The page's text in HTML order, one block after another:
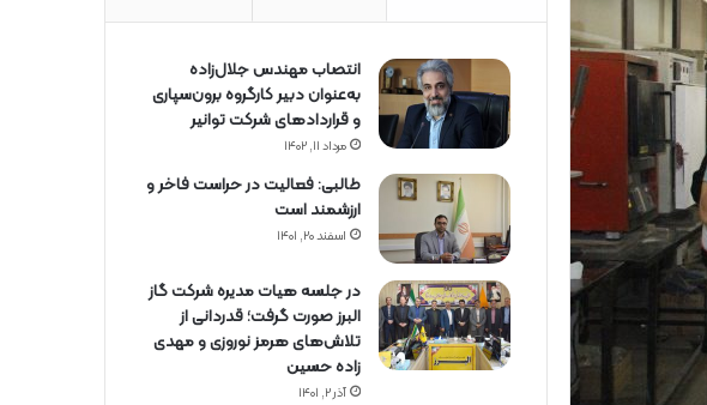
انتصاب مهندس جلال‌زاده
به‌عنوان دبیر كارگروه برون‌سپاری
و قراردادهای شركت توانیر
مرداد ۱۱, ۱۴۰۲
طالبی: فعالیت در حراست فاخر و
ارزشمند است
اسفند ۲۰, ۱۴۰۱
در جلسه هیات مدیره شرکت گاز
البرز صورت گرفت؛ قدردانی از
تلاش‌های هرمز نوروزی و مهدی
زاده حسین
آذر ۲, ۱۴۰۱